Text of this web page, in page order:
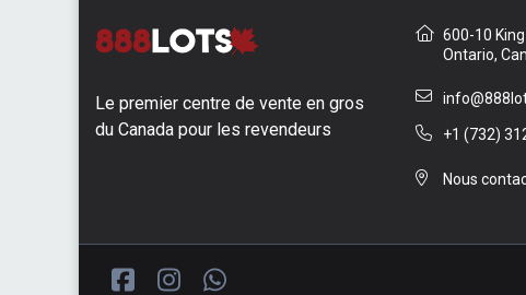
Le premier centre de vente en gros
du Canada pour les revendeurs
600-10
Ontario,
+1 (732)
Nous